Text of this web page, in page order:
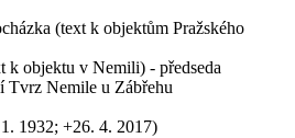
(text k objektům Pražského
k objektu v Nemili) - předseda
Tvrz Nemile u Zábřehu
1932; +26. 4. 2017)